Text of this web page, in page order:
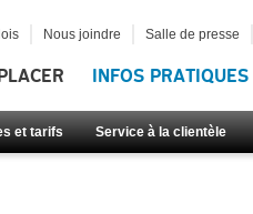
INFOS PRATIQUES
et tarifs Service à la clientèle
Nous joindre Salle de presse